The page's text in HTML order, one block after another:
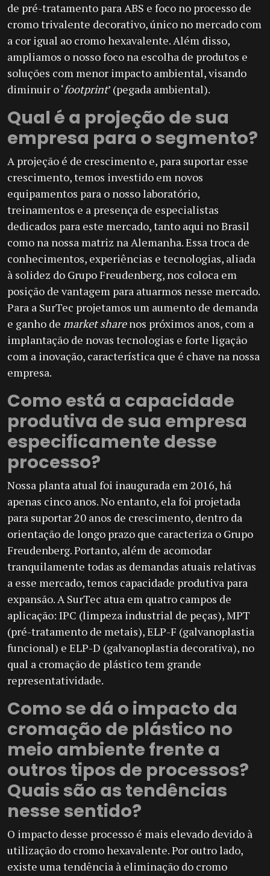
de pré-tratamento para ABS e foco no processo de
cromo trivalente decorativo, único no mercado com
a cor igual ao cromo hexavalente. Além disso,
ampliamos o nosso foco na escolha de produtos e
soluções com menor impacto ambiental, visando
diminuir o ‘footprint’ (pegada ambiental).
Qual é a projeção de sua
empresa para o segmento?
A projeção é de crescimento e, para suportar esse
crescimento, temos investido em novos
equipamentos para o nosso laboratório,
treinamentos e a presença de especialistas
dedicados para este mercado, tanto aqui no Brasil
como na nossa matriz na Alemanha. Essa troca de
conhecimentos, experiências e tecnologias, aliada
à solidez do Grupo Freudenberg, nos coloca em
posição de vantagem para atuarmos nesse mercado.
Para a SurTec projetamos um aumento de demanda
e ganho de market sharenos próximos anos, com a
implantação de novas tecnologias e forte ligação
com a inovação, característica que é chave na nossa
empresa.
Como está a capacidade
produtiva de sua empresa
especificamente desse
processo?
Nossa planta atual foi inaugurada em 2016, há
apenas cinco anos. No entanto, ela foi projetada
para suportar 20 anos de crescimento, dentro da
orientação de longo prazo que caracteriza o Grupo
Freudenberg. Portanto, além de acomodar
tranquilamente todas as demandas atuais relativas
a esse mercado, temos capacidade produtiva para
expansão. A SurTec atua em quatro campos de
aplicação: IPC (limpeza industrial de peças), MPT
(pré-tratamento de metais), ELP-F (galvanoplastia
funcional) e ELP-D (galvanoplastia decorativa), no
qual a cromação de plástico tem grande
representatividade.
Como se dá o impacto da
cromação de plástico no
meio ambiente frente a
outros tipos de processos?
Quais são as tendências
nesse sentido?
O impacto desse processo é mais elevado devido à
utilização do cromo hexavalente. Por outro lado,
existe uma tendência à eliminação do cromo